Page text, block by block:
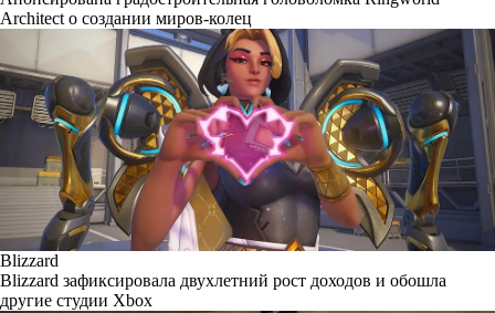
Architect о создании миров-колец
Blizzard
Blizzard зафиксировала двухлетний рост доходов и обошла
другие студии Xbox